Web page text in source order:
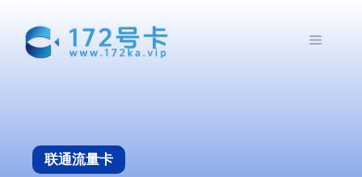
菜
联通流量卡